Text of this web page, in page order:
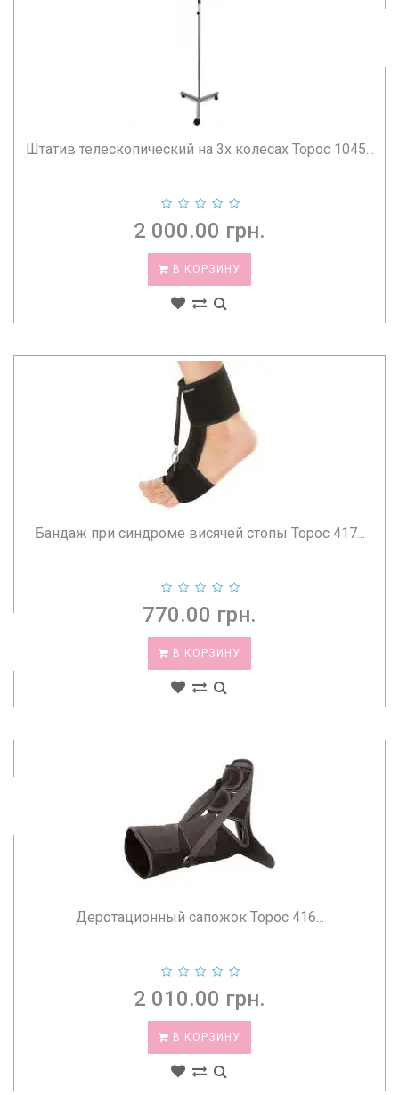
Штатив телескопический на 3х колесах Торос 1045...
2 000.00 грн.
В КОРЗИНУ
Бандаж при синдроме висячей стопы Торос 417...
770.00 грн.
В КОРЗИНУ
Деротационный сапожок Торос 416...
2 010.00 грн.
В КОРЗИНУ